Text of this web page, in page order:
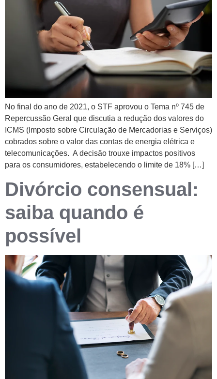
No final do ano de 2021, o STF aprovou o Tema nº 745 de
Repercussão Geral que discutia a redução dos valores do
ICMS (Imposto sobre Circulação de Mercadorias e Serviços)
cobrados sobre o valor das contas de energia elétrica e
telecomunicações. A decisão trouxe impactos positivos
para os consumidores, estabelecendo o limite de 18% […]
Divórcio consensual:
saiba quando é
possível